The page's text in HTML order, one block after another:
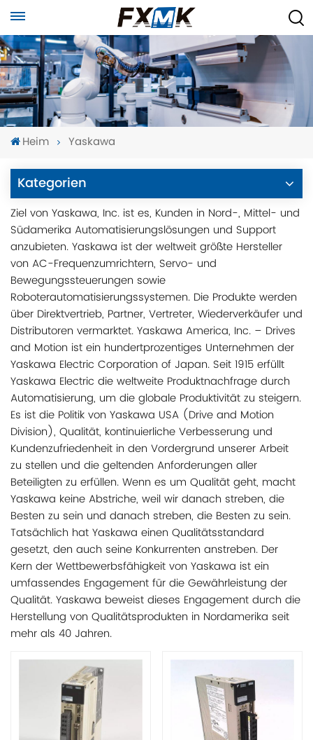
Heim Yaskawa
Kategorien
Ziel von Yaskawa, Inc. ist es, Kunden in Nord-, Mittel- und
Südamerika Automatisierungslösungen und Support
anzubieten. Yaskawa ist der weltweit größte Hersteller
von AC-Frequenzumrichtern, Servo- und
Bewegungssteuerungen sowie
Roboterautomatisierungssystemen. Die Produkte werden
über Direktvertrieb, Partner, Vertreter, Wiederverkäufer und
Distributoren vermarktet. Yaskawa America, Inc. – Drives
and Motion ist ein hundertprozentiges Unternehmen der
Yaskawa Electric Corporation of Japan. Seit 1915 erfüllt
Yaskawa Electric die weltweite Produktnachfrage durch
Automatisierung, um die globale Produktivität zu steigern.
Es ist die Politik von Yaskawa USA (Drive and Motion
Division), Qualität, kontinuierliche Verbesserung und
Kundenzufriedenheit in den Vordergrund unserer Arbeit
zu stellen und die geltenden Anforderungen aller
Beteiligten zu erfüllen. Wenn es um Qualität geht, macht
Yaskawa keine Abstriche, weil wir danach streben, die
Besten zu sein und danach streben, die Besten zu sein.
Tatsächlich hat Yaskawa einen Qualitätsstandard
gesetzt, den auch seine Konkurrenten anstreben. Der
Kern der Wettbewerbsfähigkeit von Yaskawa ist ein
umfassendes Engagement für die Gewährleistung der
Qualität. Yaskawa beweist dieses Engagement durch die
Herstellung von Qualitätsprodukten in Nordamerika seit
mehr als 40 Jahren.